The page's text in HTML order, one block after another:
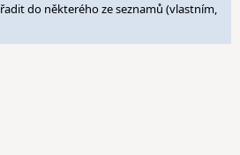
do některého ze seznamů (vlastním,